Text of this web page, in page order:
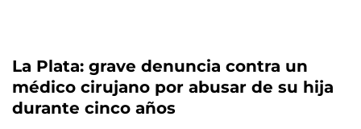
La Plata: grave denuncia contra un
médico cirujano por abusar de su hija
durante cinco años